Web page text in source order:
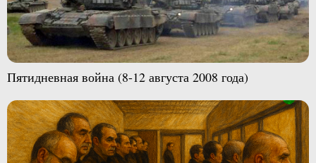
Пятидневная война (8-12 августа 2008 года)